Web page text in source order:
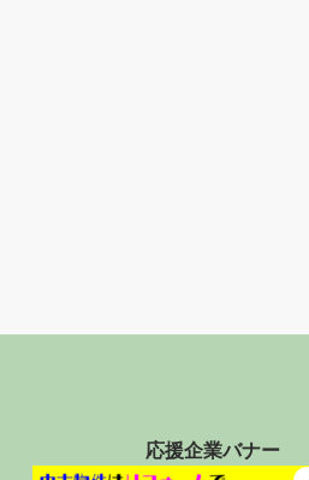
応援企業バナー